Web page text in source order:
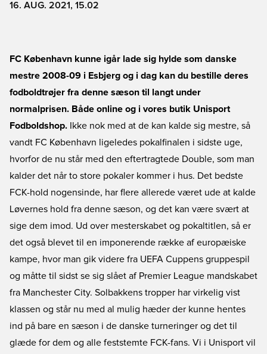
16. AUG. 2021, 15.02
FC København kunne igår lade sig hylde som danske
mestre 2008-09 i Esbjerg og i dag kan du bestille deres
fodboldtrøjer fra denne sæson til langt under
normalprisen. Både online og i vores butik Unisport
Fodboldshop. Ikke nok med at de kan kalde sig mestre, så
vandt FC København ligeledes pokalfinalen i sidste uge,
hvorfor de nu står med den eftertragtede Double, som man
kalder det når to store pokaler kommer i hus. Det bedste
FCK-hold nogensinde, har flere allerede været ude at kalde
Løvernes hold fra denne sæson, og det kan være svært at
sige dem imod. Ud over mesterskabet og pokaltitlen, så er
det også blevet til en imponerende række af europæiske
kampe, hvor man gik videre fra UEFA Cuppens gruppespil
og måtte til sidst se sig slået af Premier League mandskabet
fra Manchester City. Solbakkens tropper har virkelig vist
klassen og står nu med al mulig hæder der kunne hentes
ind på bare en sæson i de danske turneringer og det til
glæde for dem og alle feststemte FCK-fans. Vi i Unisport vil